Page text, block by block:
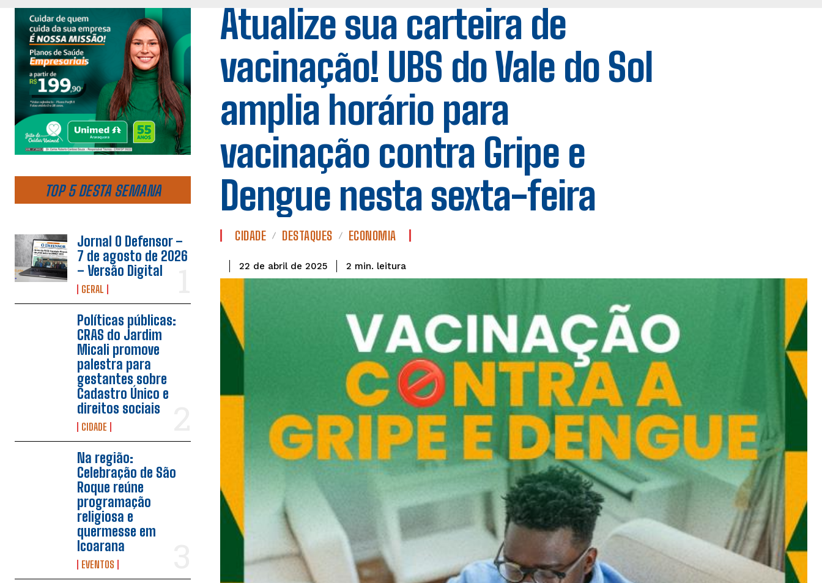
TOP 5 DESTA SEMANA
Jornal O Defensor –
7 de agosto de 2026
– Versão Digital
GERAL
Políticas públicas:
CRAS do Jardim
Micali promove
palestra para
gestantes sobre
Cadastro Único e
direitos sociais
CIDADE
Na região:
Celebração de São
Roque reúne
programação
religiosa e
quermesse em
Icoarana
EVENTOS
Atualize sua carteira de
vacinação! UBS do Vale do Sol
amplia horário para
vacinação contra Gripe e
Dengue nesta sexta-feira
CIDADE DESTAQUES ECONOMIA
22 de abril de 2025 2 min. leitura